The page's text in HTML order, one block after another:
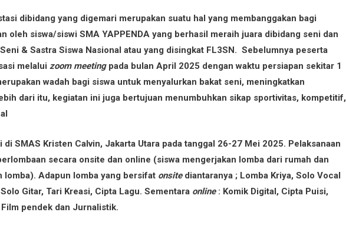
dibidang yang digemari merupakan suatu hal yang membanggakan bagi
oleh siswa/siswi SMA YAPPENDA yang berhasil meraih juara dibidang seni dan
& Sastra Siswa Nasional atau yang disingkat FL3SN. Sebelumnya peserta
melalui zoom meetingpada bulan April 2025 dengan waktu persiapan sekitar 1
wadah bagi siswa untuk menyalurkan bakat seni, meningkatkan
dari itu, kegiatan ini juga bertujuan menumbuhkan sikap sportivitas, kompetitif,
di SMAS Kristen Calvin, Jakarta Utara pada tanggal 26-27 Mei 2025. Pelaksanaan
secara onsite dan online (siswa mengerjakan lomba dari rumah dan
Adapun lomba yang bersifat onsite diantaranya ; Lomba Kriya, Solo Vocal
Gitar, Tari Kreasi, Cipta Lagu. Sementara online: Komik Digital, Cipta Puisi,
pendek dan Jurnalistik.